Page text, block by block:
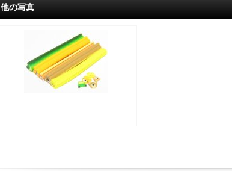
他の写真